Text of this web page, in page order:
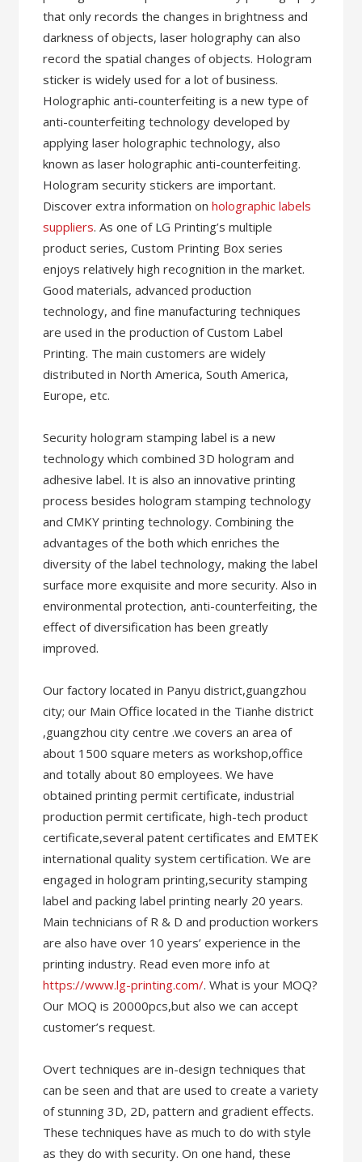
that only records the changes in brightness and
darkness of objects, laser holography can also
record the spatial changes of objects. Hologram
sticker is widely used for a lot of business.
Holographic anti-counterfeiting is a new type of
anti-counterfeiting technology developed by
applying laser holographic technology, also
known as laser holographic anti-counterfeiting.
Hologram security stickers are important.
Discover extra information onholographic labels
suppliers. As one of LG Printing’s multiple
product series, Custom Printing Box series
enjoys relatively high recognition in the market.
Good materials, advanced production
technology, and fine manufacturing techniques
are used in the production of Custom Label
Printing. The main customers are widely
distributed in North America, South America,
Europe, etc.
Security hologram stamping label is a new
technology which combined 3D hologram and
adhesive label. It is also an innovative printing
process besides hologram stamping technology
and CMKY printing technology. Combining the
advantages of the both which enriches the
diversity of the label technology, making the label
surface more exquisite and more security. Also in
environmental protection, anti-counterfeiting, the
effect of diversification has been greatly
improved.
Our factory located in Panyu district,guangzhou
city; our Main Office located in the Tianhe district
,guangzhou city centre .we covers an area of
about 1500 square meters as workshop,office
and totally about 80 employees. We have
obtained printing permit certificate, industrial
production permit certificate, high-tech product
certificate,several patent certificates and EMTEK
international quality system certification. We are
engaged in hologram printing,security stamping
label and packing label printing nearly 20 years.
Main technicians of R & D and production workers
are also have over 10 years’ experience in the
printing industry. Read even more info at
https://www.lg-printing.com/. What is your MOQ?
Our MOQ is 20000pcs,but also we can accept
customer’s request.
Overt techniques are in-design techniques that
can be seen and that are used to create a variety
of stunning 3D, 2D, pattern and gradient effects.
These techniques have as much to do with style
as they do with security. On one hand, these